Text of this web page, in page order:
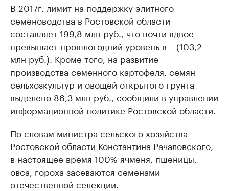
В 2017г. лимит на поддержку элитного
семеноводства в Ростовской области
составляет 199,8 млн руб., что почти вдвое
превышает прошлогодний уровень в – (103,2
млн руб.). Кроме того, на развитие
производства семенного картофеля, семян
сельхозкультур и овощей открытого грунта
выделено 86,3 млн руб., сообщили в управлении
информационной политике Ростовской области.
По словам министра сельского хозяйства
Ростовской области Константина Рачаловского,
в настоящее время 100% ячменя, пшеницы,
овса, гороха засеваются семенами
отечественной селекции.